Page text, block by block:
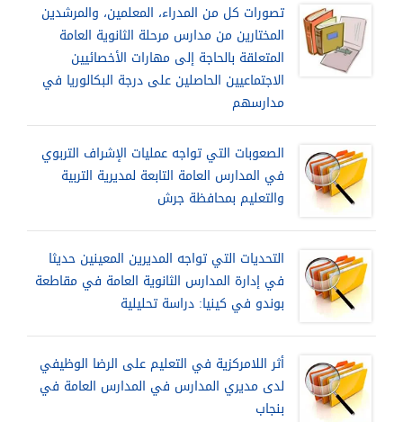
تصورات كل من المدراء، المعلمين، والمرشدين
المختارين من مدارس مرحلة الثانوية العامة
المتعلقة بالحاجة إلى مهارات الأخصائيين
الاجتماعيين الحاصلين على درجة البكالوريا في
مدارسهم
الصعوبات التي تواجه عمليات الإشراف التربوي
في المدارس العامة التابعة لمديرية التربية
والتعليم بمحافظة جرش
التحديات التي تواجه المديرين المعينين حديثا
في إدارة المدارس الثانوية العامة في مقاطعة
بوندو في كينيا: دراسة تحليلية
أثر اللامركزية في التعليم على الرضا الوظيفي
لدى مديري المدارس في المدارس العامة في
بنجاب